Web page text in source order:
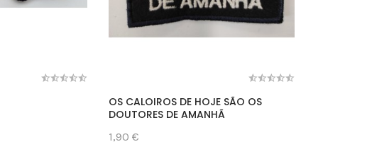
OS CALOIROS DE HOJE SÃO OS
DOUTORES DE AMANHÃ
1,90 €